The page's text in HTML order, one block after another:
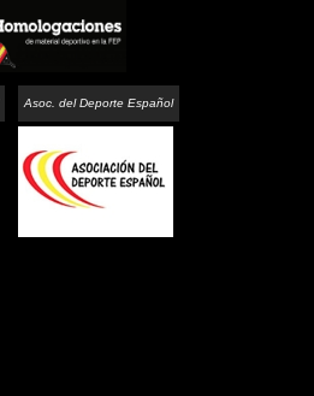
Asoc. del Deporte Español